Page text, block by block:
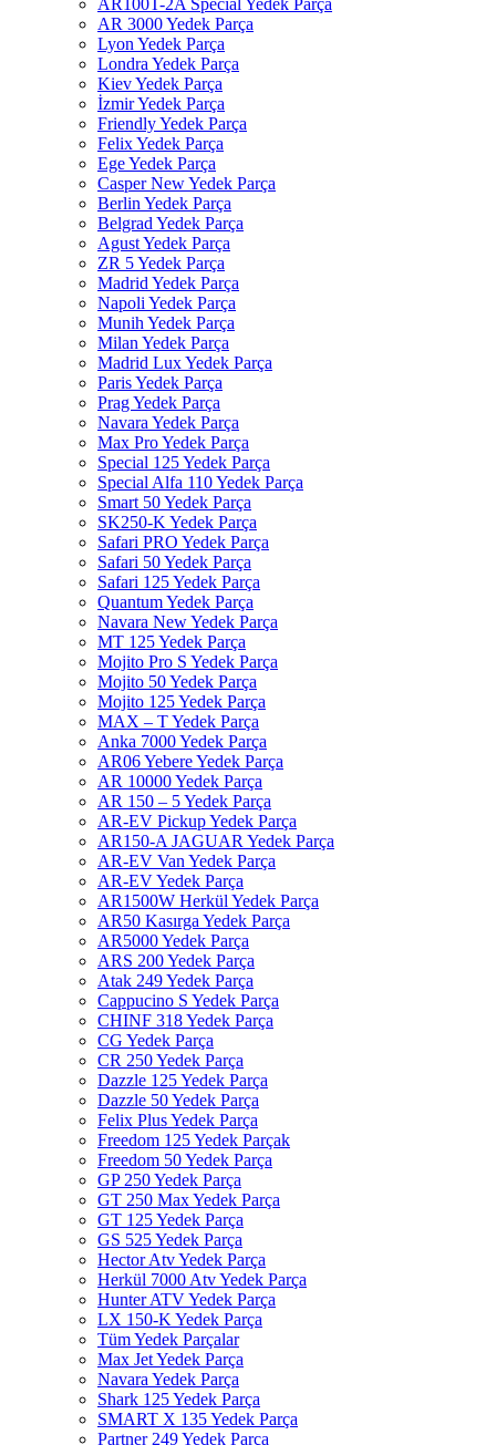
AR100T-2A Special Yedek Parça
AR 3000 Yedek Parça
Lyon Yedek Parça
Londra Yedek Parça
Kiev Yedek Parça
İzmir Yedek Parça
Friendly Yedek Parça
Felix Yedek Parça
Ege Yedek Parça
Casper New Yedek Parça
Berlin Yedek Parça
Belgrad Yedek Parça
Agust Yedek Parça
ZR 5 Yedek Parça
Madrid Yedek Parça
Napoli Yedek Parça
Munih Yedek Parça
Milan Yedek Parça
Madrid Lux Yedek Parça
Paris Yedek Parça
Prag Yedek Parça
Navara Yedek Parça
Max Pro Yedek Parça
Special 125 Yedek Parça
Special Alfa 110 Yedek Parça
Smart 50 Yedek Parça
SK250-K Yedek Parça
Safari PRO Yedek Parça
Safari 50 Yedek Parça
Safari 125 Yedek Parça
Quantum Yedek Parça
Navara New Yedek Parça
MT 125 Yedek Parça
Mojito Pro S Yedek Parça
Mojito 50 Yedek Parça
Mojito 125 Yedek Parça
MAX – T Yedek Parça
Anka 7000 Yedek Parça
AR06 Yebere Yedek Parça
AR 10000 Yedek Parça
AR 150 – 5 Yedek Parça
AR-EV Pickup Yedek Parça
AR150-A JAGUAR Yedek Parça
AR-EV Van Yedek Parça
AR-EV Yedek Parça
AR1500W Herkül Yedek Parça
AR50 Kasırga Yedek Parça
AR5000 Yedek Parça
ARS 200 Yedek Parça
Atak 249 Yedek Parça
Cappucino S Yedek Parça
CHINF 318 Yedek Parça
CG Yedek Parça
CR 250 Yedek Parça
Dazzle 125 Yedek Parça
Dazzle 50 Yedek Parça
Felix Plus Yedek Parça
Freedom 125 Yedek Parçak
Freedom 50 Yedek Parça
GP 250 Yedek Parça
GT 250 Max Yedek Parça
GT 125 Yedek Parça
GS 525 Yedek Parça
Hector Atv Yedek Parça
Herkül 7000 Atv Yedek Parça
Hunter ATV Yedek Parça
LX 150-K Yedek Parça
Tüm Yedek Parçalar
Max Jet Yedek Parça
Navara Yedek Parça
Shark 125 Yedek Parça
SMART X 135 Yedek Parça
Partner 249 Yedek Parça